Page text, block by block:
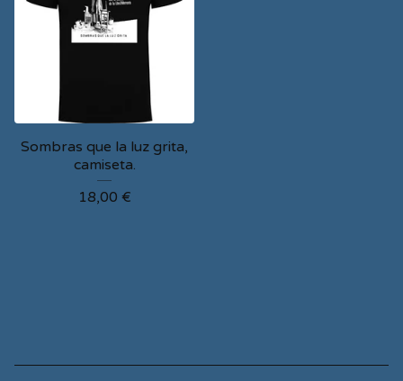
Sombras que la luz grita,
camiseta.
18,00 €